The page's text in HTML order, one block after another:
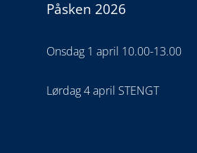
Påsken 2026
Onsdag 1 april 10.00-13.00
Lørdag 4 april STENGT